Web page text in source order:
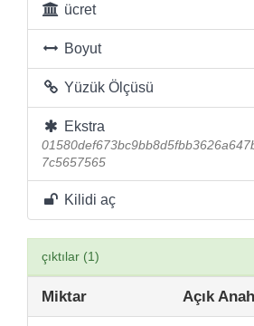
ücret
Boyut
Yüzük Ölçüsü
Ekstra
7c5657565
Kilidi aç
çıktılar (1)
Miktar Açık